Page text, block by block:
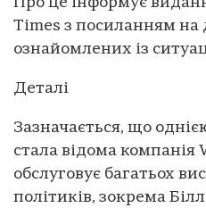
Times з посиланням на
ознайомлених із
Деталі
Зазначається, що
стала відома
обслуговує багатьох
політиків, зокрема